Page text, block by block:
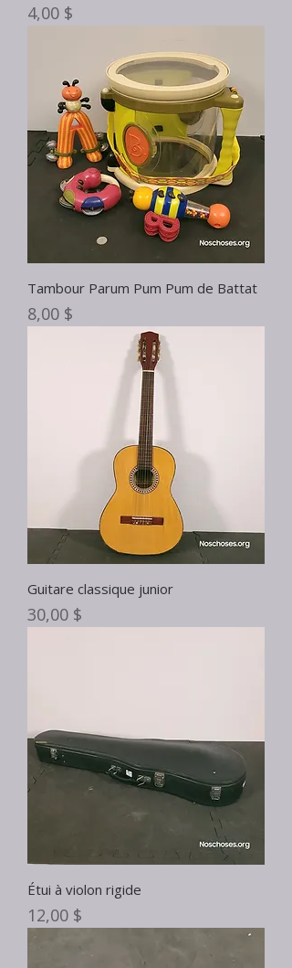
Prix
4,00 $
Tambour Parum Pum Pum de Battat
Prix
8,00 $
Guitare classique junior
Prix
30,00 $
Étui à violon rigide
Prix
12,00 $